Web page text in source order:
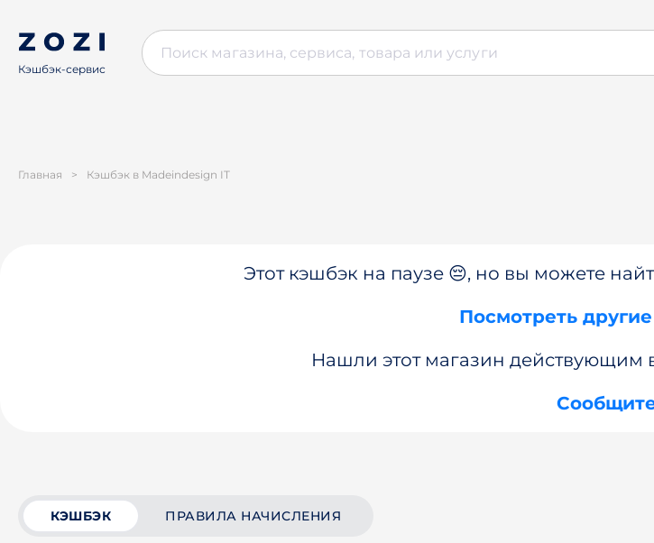
Кэшбэк-сервис
Главная > Кэшбэк в Madeindesign IT
Этот кэшбэк на паузе 😔, но вы можете
Посмотреть
Нашли этот магазин действующим
КЭШБЭК ПРАВИЛА НАЧИСЛЕНИЯ